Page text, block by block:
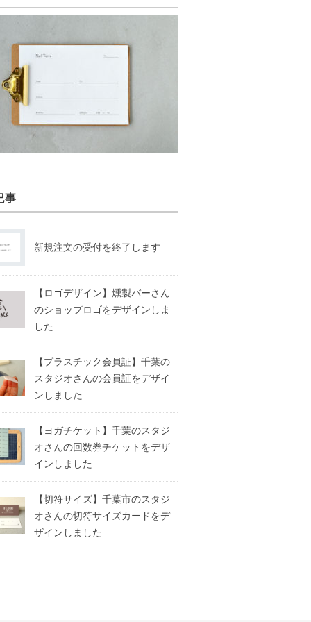
事
新規注文の受付を終了します
【ロゴデザイン】燻製バーさん
のショップロゴをデザインしま
した
【プラスチック会員証】千葉の
スタジオさんの会員証をデザイ
ンしました
【ヨガチケット】千葉のスタジ
オさんの回数券チケットをデザ
インしました
【切符サイズ】千葉市のスタジ
オさんの切符サイズカードをデ
ザインしました